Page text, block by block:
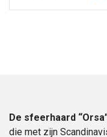
De sfeerhaard
die met zijn